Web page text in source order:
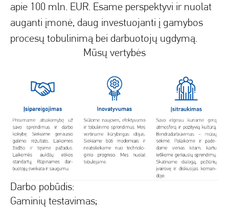
apie 100 mln. EUR. Esame perspektyvi ir nuolat
auganti įmonė, daug investuojanti į gamybos
procesų tobulinimą bei darbuotojų ugdymą.
Mūsų vertybės
Darbo pobūdis:
Gaminių testavimas;